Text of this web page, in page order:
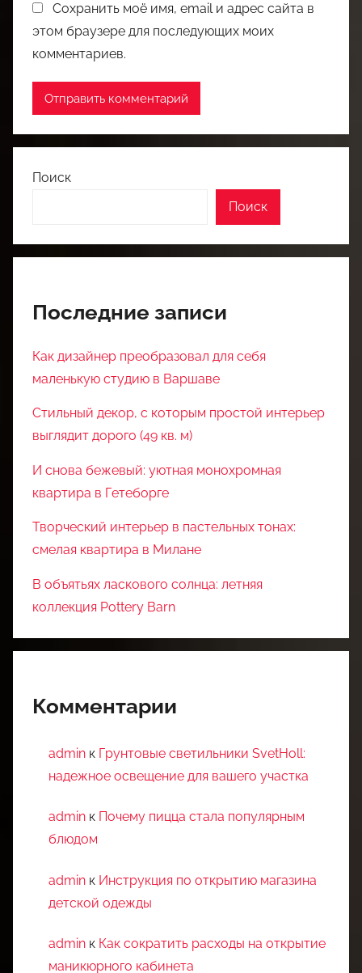
Сохранить моё имя, email и адрес сайта в
этом браузере для последующих моих
комментариев.
Поиск
Поиск
Последние записи
Как дизайнер преобразовал для себя
маленькую студию в Варшаве
Стильный декор, с которым простой интерьер
выглядит дорого (49 кв. м)
И снова бежевый: уютная монохромная
квартира в Гетеборге
Творческий интерьер в пастельных тонах:
смелая квартира в Милане
В объятьях ласкового солнца: летняя
коллекция Pottery Barn
Комментарии
admin к Грунтовые светильники SvetHoll:
надежное освещение для вашего участка
admin к Почему пицца стала популярным
блюдом
admin к Инструкция по открытию магазина
детской одежды
admin к Как сократить расходы на открытие
маникюрного кабинета